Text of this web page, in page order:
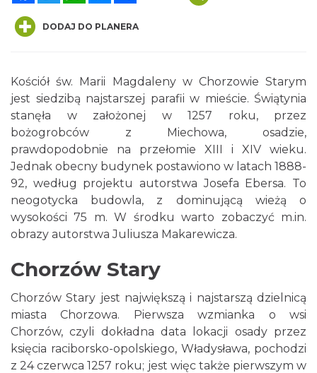
DODAJ DO PLANERA
Kościół św. Marii Magdaleny w Chorzowie Starym
jest siedzibą najstarszej parafii w mieście. Świątynia
stanęła w założonej w 1257 roku, przez
bożogrobców z Miechowa, osadzie,
prawdopodobnie na przełomie XIII i XIV wieku.
Jednak obecny budynek postawiono w latach 1888-
92, według projektu autorstwa Josefa Ebersa. To
neogotycka budowla, z dominującą wieżą o
wysokości 75 m. W środku warto zobaczyć m.in.
obrazy autorstwa Juliusza Makarewicza.
Chorzów Stary
Chorzów Stary jest największą i najstarszą dzielnicą
miasta Chorzowa. Pierwsza wzmianka o wsi
Chorzów, czyli dokładna data lokacji osady przez
księcia raciborsko-opolskiego, Władysława, pochodzi
z 24 czerwca 1257 roku; jest więc także pierwszym w